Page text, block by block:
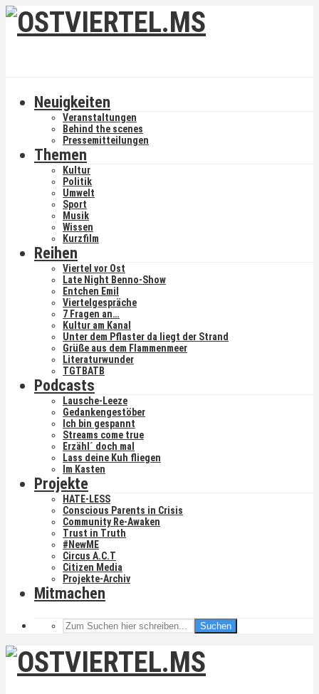
Neuigkeiten
Veranstaltungen
Behind the scenes
Pressemitteilungen
Themen
Kultur
Politik
Umwelt
Sport
Musik
Wissen
Kurzfilm
Reihen
Viertel vor Ost
Late Night Benno-Show
Entchen Emil
Viertelgespräche
7 Fragen an…
Kultur am Kanal
Unter dem Pflaster da liegt der Strand
Grüße aus dem Flammenmeer
Literaturwunder
TGTBATB
Podcasts
Lausche-Leeze
Gedankengestöber
Ich bin gespannt
Streams come true
Erzähl´ doch mal
Lass deine Kuh fliegen
Im Kasten
Projekte
HATE-LESS
Conscious Parents in Crisis
Community Re-Awaken
Trust in Truth
#NewME
Circus A.C.T
Citizen Media
Projekte-Archiv
Mitmachen
Suchen